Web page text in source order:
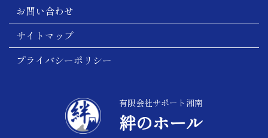
お問い合わせ
サイトマップ
プライバシーポリシー
有限会社サポート湘南
絆のホール